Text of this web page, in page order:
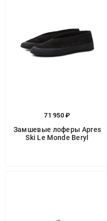
71 950 ₽
Замшевые лоферы Apres
Ski Le Monde Beryl